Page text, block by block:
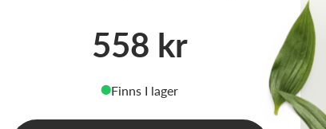
558 kr
⬤Finns I lager